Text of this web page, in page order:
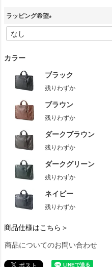
ラッピング希望
必
カラー
ブラック
残りわずか
ブラウン
残りわずか
ダークブラウン
残りわずか
ダークグリーン
残りわずか
ネイビー
残りわずか
商品仕様はこちら＞
商品についてのお問い合わせ